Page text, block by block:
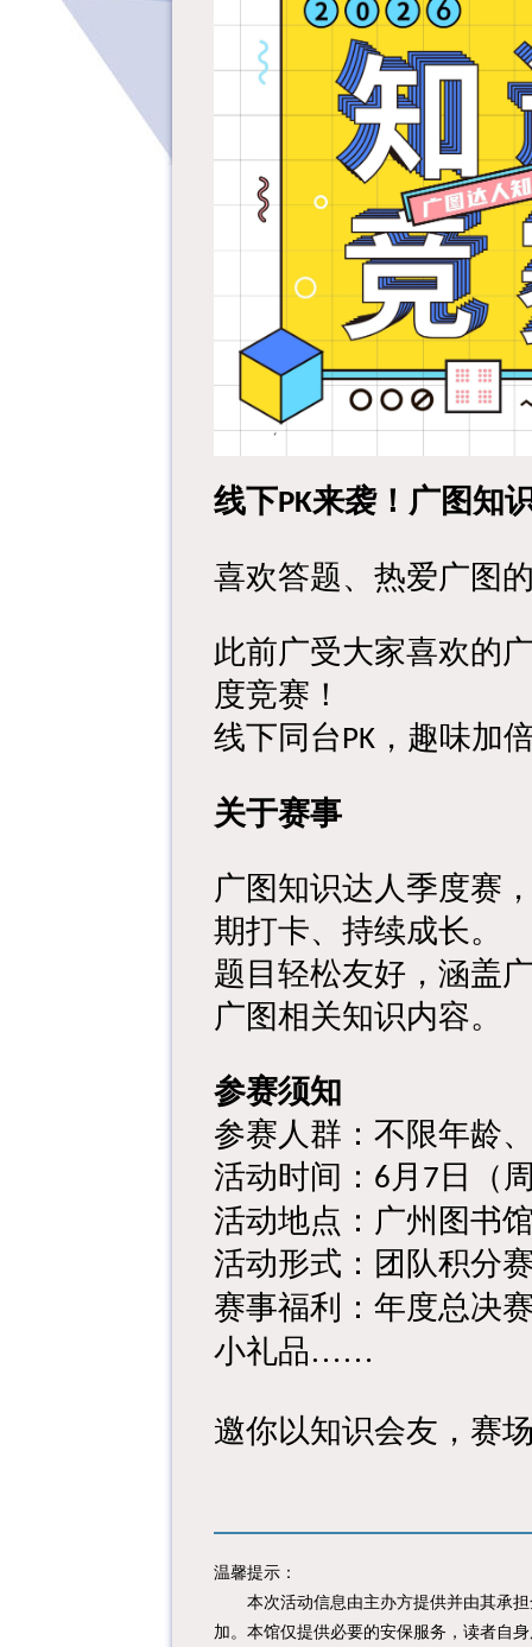
线下PK来袭！ 广图知
喜欢答题、热爱广图
此前广受大家喜欢的
度竞赛！
线下同台PK ， 趣味加
关于赛事
广图知识达人季度赛
期打卡、持续成长。
题目轻松友好，涵盖
广图相关知识内容。
参赛须知
参赛人群：不限年龄
活动时间： 6月 7 日（
活动地点：广州图书
活动形式：团队积分
赛事福利： 年度总决
小礼品……
邀你以知识会友，赛
温馨提示：
本次活动信息由主办方提供并由其承担
加。本馆仅提供必要的安保服务，读者自